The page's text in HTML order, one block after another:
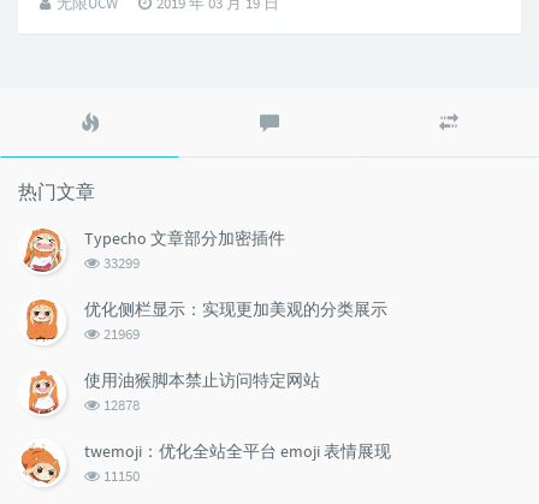
文
评
文
热门文章
Typecho 文章部分加密插件
浏
次
数:
33299
优化侧栏显示：实现更加美观的分类展示
浏
次
数:
21969
使用油猴脚本禁止访问特定网站
浏
次
12878
twemoji：优化全站全平台 emoji 表情展现
浏
11150